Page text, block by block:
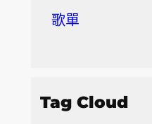
歌單
Tag Cloud